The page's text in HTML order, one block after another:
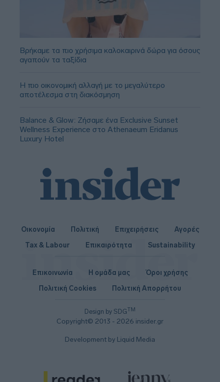
Βρήκαμε τα πιο χρήσιμα καλοκαιρινά δώρα για όσους
αγαπούν τα ταξίδια
Η πιο οικονομική αλλαγή με το μεγαλύτερο
αποτέλεσμα στη διακόσμηση
Balance & Glow: Ζήσαμε ένα Exclusive Sunset
Wellness Experience στο Athenaeum Eridanus
Luxury Hotel
Οικονομία Πολιτική Επιχειρήσεις
Αγορές
Tax & Labour
Επικαιρότητα Sustainability
Design by SDGTM
Copyright© 2013 - 2026 insider.gr
Επικοινωνία Η ομάδα μας
Όροι χρήσης
Πολιτική Cookies
Πολιτική Απορρήτου
Development by Liquid Media